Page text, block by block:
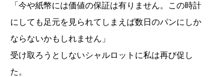
「今や紙幣には価値の保証は有りません。この時計
にしても足元を見られてしまえば数日のパンにしか
ならないかもしれません」
受け取ろうとしないシャルロットに私は再び促し
た。